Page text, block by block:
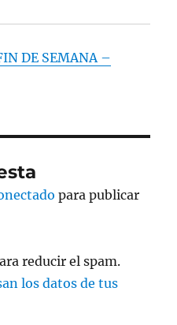
DE SEMANA –
para publicar
reducir el spam.
los datos de tus